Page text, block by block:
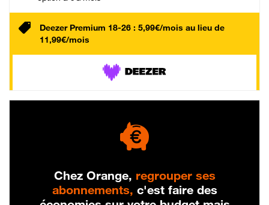
Deezer Premium 18-26 : 5,99€/mois au lieu de
11,99€/mois
Chez Orange, regrouper ses
abonnements, c'est faire des